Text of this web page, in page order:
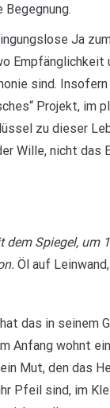
Begegnung.
Ja
Empfänglichkeit
sind.
Projekt, im
zu dieser
Wille, nicht das
dem Spiegel, um
Öl auf
das in seinem
Anfang wohnt
Mut, den das
Pfeil sind, im